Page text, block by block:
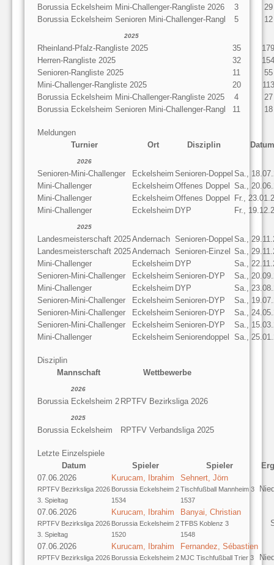
Borussia Eckelsheim Mini-Challenger-Rangliste 2026
3
29
Borussia Eckelsheim Senioren Mini-Challenger-Rangl
5 12
2025
Rheinland-Pfalz-Rangliste 2025 35
179
Herren-Rangliste 2025
32
154
Senioren-Rangliste 2025
11
55
Mini-Challenger-Rangliste 2025
20
113
Borussia Eckelsheim Mini-Challenger-Rangliste 2025
4
27
Borussia Eckelsheim Senioren Mini-Challenger-Rangl
11 18
Meldungen
Turnier
Ort Disziplin Datum
2026
Senioren-Mini-Challenger Eckelsheim Senioren-Doppel Sa.,
Mini-Challenger
Eckelsheim Offenes Doppel Sa.,
Mini-Challenger
Eckelsheim Offenes Doppel Fr.,
Mini-Challenger
Eckelsheim DYP Fr.,
2025
Landesmeisterschaft 2025Andernach Senioren-Doppel Sa.,
Landesmeisterschaft 2025Andernach Senioren-Einzel Sa.,
Mini-Challenger
Eckelsheim DYP
Sa.,
Senioren-Mini-Challenger
Eckelsheim Senioren-DYP
Sa.,
Mini-Challenger
Eckelsheim DYP
Sa.,
Senioren-Mini-Challenger
Eckelsheim Senioren-DYP
Sa.,
Senioren-Mini-Challenger
Eckelsheim Senioren-DYP
Sa.,
Senioren-Mini-Challenger
Eckelsheim Senioren-DYP
Sa.,
Mini-Challenger
Eckelsheim Seniorendoppel Sa.,
Disziplin
Mannschaft
Wettbewerbe
2026
Borussia Eckelsheim 2 RPTFV Bezirksliga 2026
2025
Borussia Eckelsheim RPTFV Verbandsliga 2025
Letzte Einzelspiele
Datum
Spieler Spieler
07.06.2026
RPTFV Bezirksliga 2026
3. Spieltag
Kurucam, Ibrahim
Borussia Eckelsheim 2
1534
Sehnert, Jörn
Tischfußball Mannheim 3
1537
07.06.2026
RPTFV Bezirksliga 2026
3. Spieltag
Kurucam, Ibrahim
Borussia Eckelsheim 2
1520
Banyai, Christian
TFBS Koblenz 3
1548
07.06.2026
RPTFV Bezirksliga 2026
Kurucam, Ibrahim
Borussia Eckelsheim 2
Fernandez, Sébastien
MJC Tischfußball Trier 3